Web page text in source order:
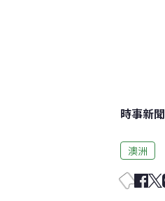
時事新聞
澳洲